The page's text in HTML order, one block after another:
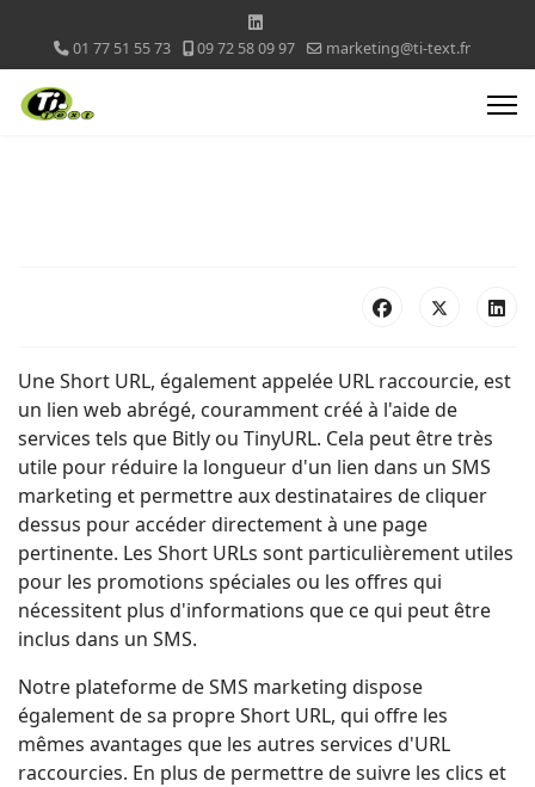
01 77 51 55 73 09 72 58 09 97 marketing@ti-text.fr
Une Short URL, également appelée URL raccourcie, est
un lien web abrégé, couramment créé à l'aide de
services tels que Bitly ou TinyURL. Cela peut être très
utile pour réduire la longueur d'un lien dans un SMS
marketing et permettre aux destinataires de cliquer
dessus pour accéder directement à une page
pertinente. Les Short URLs sont particulièrement utiles
pour les promotions spéciales ou les offres qui
nécessitent plus d'informations que ce qui peut être
inclus dans un SMS.
Notre plateforme de SMS marketing dispose
également de sa propre Short URL, qui offre les
mêmes avantages que les autres services d'URL
raccourcies. En plus de permettre de suivre les clics et